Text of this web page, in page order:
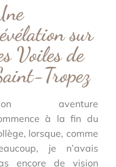
sur
Voiles de
Tropez
aventure
à la fin du
lorsque, comme
je n’avais
encore de vision